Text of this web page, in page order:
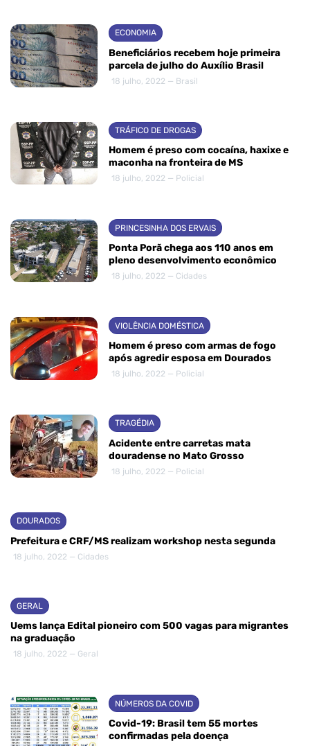
ECONOMIA
Beneficiários recebem hoje primeira
parcela de julho do Auxílio Brasil
18 julho, 2022 — Brasil
TRÁFICO DE DROGAS
Homem é preso com cocaína, haxixe e
maconha na fronteira de MS
18 julho, 2022 — Policial
PRINCESINHA DOS ERVAIS
Ponta Porã chega aos 110 anos em
pleno desenvolvimento econômico
18 julho, 2022 — Cidades
VIOLÊNCIA DOMÉSTICA
Homem é preso com armas de fogo
após agredir esposa em Dourados
18 julho, 2022 — Policial
TRAGÉDIA
Acidente entre carretas mata
douradense no Mato Grosso
18 julho, 2022 — Policial
DOURADOS
Prefeitura e CRF/MS realizam workshop nesta segunda
18 julho, 2022 — Cidades
GERAL
Uems lança Edital pioneiro com 500 vagas para migrantes
na graduação
18 julho, 2022 — Geral
NÚMEROS DA COVID
Covid-19: Brasil tem 55 mortes
confirmadas pela doença